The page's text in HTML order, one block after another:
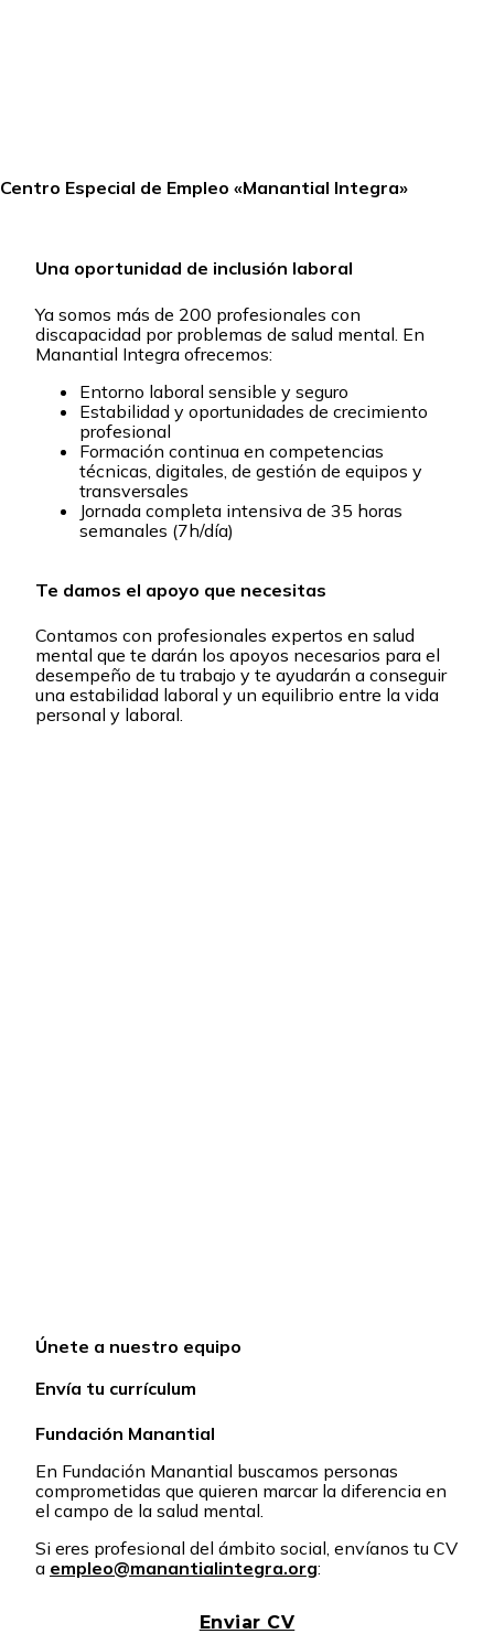
Centro Especial de Empleo «Manantial Integra»
Una oportunidad de inclusión laboral
Ya somos más de 200 profesionales con
discapacidad por problemas de salud mental. En
Manantial Integra ofrecemos:
Entorno laboral sensible y seguro
Estabilidad y oportunidades de crecimiento
profesional
Formación continua en competencias
técnicas, digitales, de gestión de equipos y
transversales
Jornada completa intensiva de 35 horas
semanales (7h/día)
Te damos el apoyo que necesitas
Contamos con profesionales expertos en salud
mental que te darán los apoyos necesarios para el
desempeño de tu trabajo y te ayudarán a conseguir
una estabilidad laboral y un equilibrio entre la vida
personal y laboral.
Únete a nuestro equipo
Envía tu currículum
Fundación Manantial
En Fundación Manantial buscamos personas
comprometidas que quieren marcar la diferencia en
el campo de la salud mental.
Si eres profesional del ámbito social, envíanos tu CV
a empleo@manantialintegra.org:
Enviar CV